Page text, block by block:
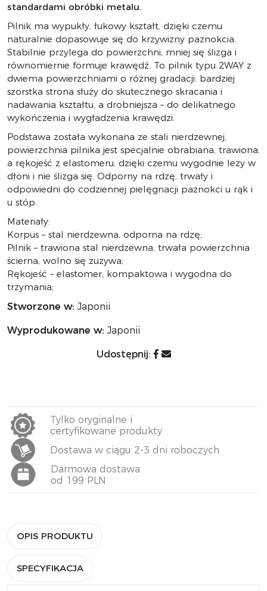
standardami obróbki metalu.
Pilnik ma wypukły, łukowy kształt, dzięki czemu
naturalnie dopasowuje się do krzywizny paznokcia.
Stabilnie przylega do powierzchni, mniej się ślizga i
równomiernie formuje krawędź. To pilnik typu 2WAY z
dwiema powierzchniami o różnej gradacji: bardziej
szorstka strona służy do skutecznego skracania i
nadawania kształtu, a drobniejsza – do delikatnego
wykończenia i wygładzenia krawędzi.
Podstawa została wykonana ze stali nierdzewnej,
powierzchnia pilnika jest specjalnie obrabiana, trawiona,
a rękojeść z elastomeru, dzięki czemu wygodnie leży w
dłoni i nie ślizga się. Odporny na rdzę, trwały i
odpowiedni do codziennej pielęgnacji paznokci u rąk i
u stóp.
Materiały:
Korpus – stal nierdzewna, odporna na rdzę;
Pilnik – trawiona stal nierdzewna, trwała powierzchnia
ścierna, wolno się zużywa;
Rękojeść – elastomer, kompaktowa i wygodna do
trzymania;
Stworzone w: Japonii
Wyprodukowane w: Japonii
Udostępnij:
Tylko oryginalne i
certyfikowane produkty
Dostawa w ciągu 2-3 dni roboczych
Darmowa dostawa
od 199 PLN
OPIS PRODUKTU
SPECYFIKACJA